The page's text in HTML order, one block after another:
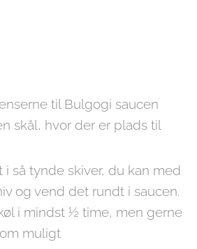
til Bulgogi saucen
skål, hvor der er plads til
så tynde skiver, du kan med
og vend det rundt i saucen.
i mindst ½ time, men gerne
muligt